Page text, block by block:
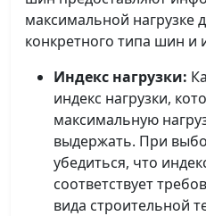
максимальной нагрузке
конкретного типа шин и
Индекс нагрузки:
индекс нагрузки,
максимальную
выдержать. При
убедиться, что
соответствует
вида строительной